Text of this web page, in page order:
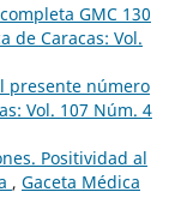
GMC 130
de Caracas: Vol.
presente número
Vol. 107 Núm. 4
Positividad al
, Gaceta Médica